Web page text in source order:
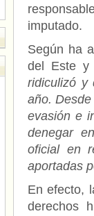
imputado.
Según ha
del Este y
ridiculizó y
año.
evasión e
denegar
oficial en
aportadas
En efecto,
derechos